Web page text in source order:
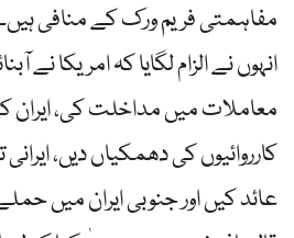
مفاہمتی فریم ورک کے منافی ہیں۔
انہوں نے الزام لگایا کہ امریکا نے
معاملات میں مداخلت کی،
کارروائیوں کی دھمکیاں دیں، ایرانی
عائد کیں اور جنوبی ایران میں